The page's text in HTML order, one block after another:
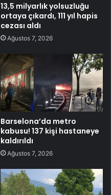
13,5 milyarlık yolsuzluğu
ortaya çıkardı, 111 yıl hapis
cezası aldı
Ağustos 7, 2026
Barselona’da metro
kabusu! 137 kişi hastaneye
kaldırıldı
Ağustos 7, 2026